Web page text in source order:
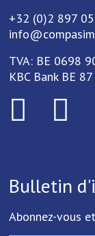
+32 (0)2 897
TVA: BE 0698
KBC Bank BE
Bulletin
Abonnez-vous